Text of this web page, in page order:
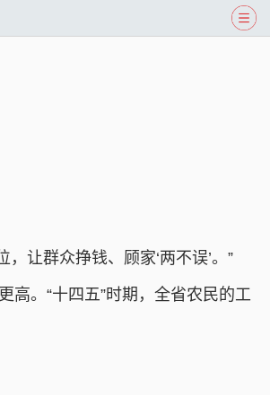
让群众挣钱、顾家‘两不误’。”
。“十四五”时期，全省农民的工